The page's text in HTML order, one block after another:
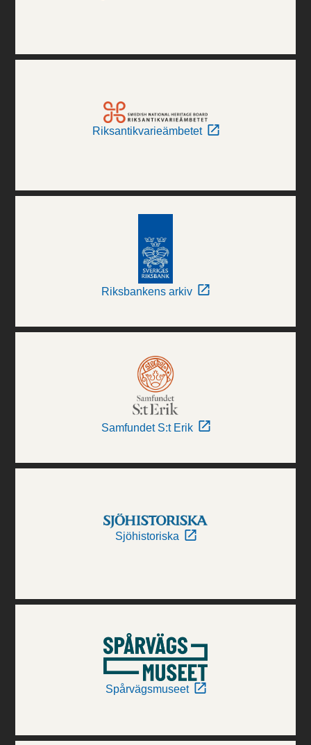
Riksantikvarieämbetet
Riksbankens arkiv
Samfundet S:t Erik
Sjöhistoriska
Spårvägsmuseet